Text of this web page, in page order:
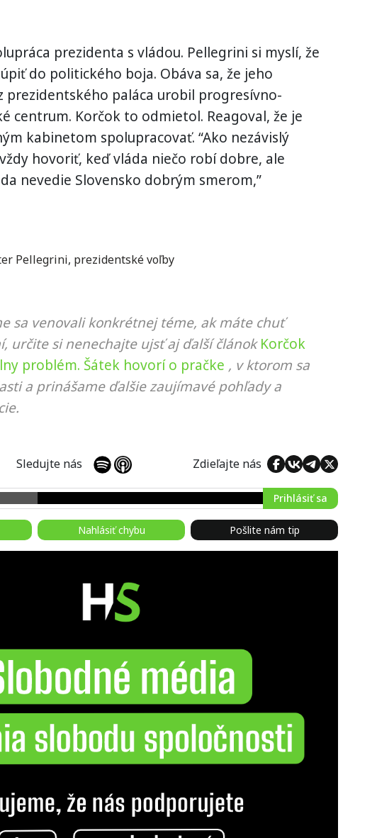
prezidenta s vládou. Pellegrini si myslí, že
do politického boja. Obáva sa, že jeho
prezidentského paláca urobil progresívno-
centrum. Korčok to odmietol. Reagoval, že je
kabinetom spolupracovať. “Ako nezávislý
hovoriť, keď vláda niečo robí dobre, ale
nevedie Slovensko dobrým smerom,”
Pellegrini, prezidentské voľby
sa venovali konkrétnej téme, ak máte chuť
určite si nenechajte ujsť aj ďalší článok Korčok
problém. Šátek hovorí o pračke , v ktorom sa
a prinášame ďalšie zaujímavé pohľady a
Sledujte nás Zdieľajte nás
Prihlásiť sa
Nahlásiť chybu Pošlite nám tip